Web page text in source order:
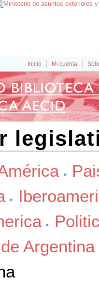
Inicio Mi cuenta
Argentina